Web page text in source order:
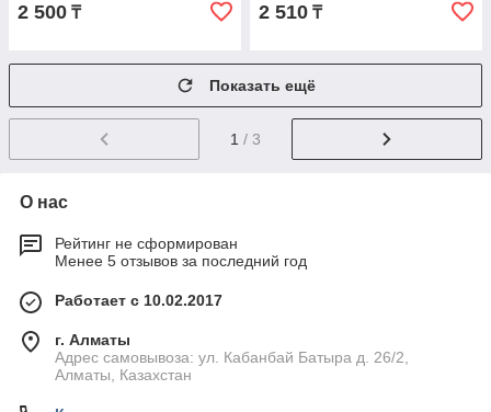
2 500 ₸ 2 510 ₸
Показать ещё
1 / 3
О нас
Рейтинг не сформирован
Менее 5 отзывов за последний год
Работает с 10.02.2017
г. Алматы
Адрес самовывоза: ул. Кабанбай Батыра д. 26/2,
Алматы, Казахстан